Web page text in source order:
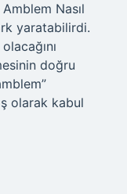
Nasıl
yaratabilirdi.
doğru
olarak kabul